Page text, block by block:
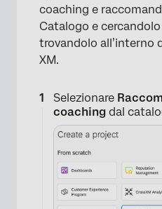
coaching e
Catalogo e
trovandolo all’interno
XM.
Selezionare
coaching dal